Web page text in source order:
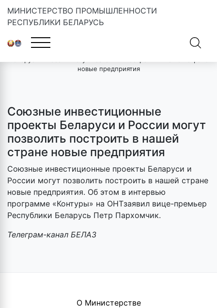
МИНИСТЕРСТВО ПРОМЫШЛЕННОСТИ
РЕСПУБЛИКИ БЕЛАРУСЬ
Главная»
новые предприятия
Союзные инвестиционные
проекты Беларуси и России могут
позволить построить в нашей
стране новые предприятия
Союзные инвестиционные проекты Беларуси и
России могут позволить построить в нашей стране
новые предприятия. Об этом в интервью
программе «Контуры» на ОНТзаявил вице-премьер
Республики Беларусь Петр Пархомчик.
Телеграм-канал БЕЛАЗ
О Министерстве